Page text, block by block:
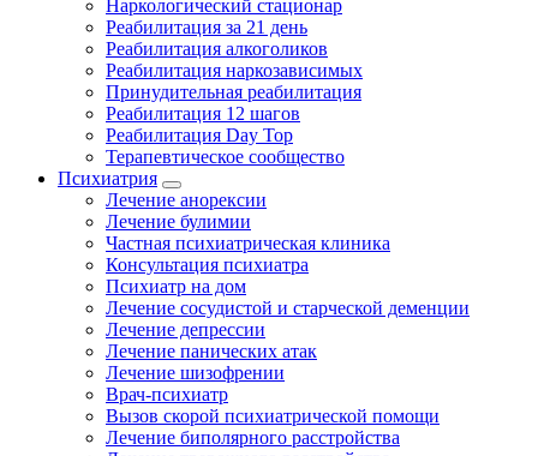
Наркологический стационар
Реабилитация за 21 день
Реабилитация алкоголиков
Реабилитация наркозависимых
Принудительная реабилитация
Реабилитация 12 шагов
Реабилитация Day Top
Терапевтическое сообщество
Психиатрия
Лечение анорексии
Лечение булимии
Частная психиатрическая клиника
Консультация психиатра
Психиатр на дом
Лечение сосудистой и старческой деменции
Лечение депрессии
Лечение панических атак
Лечение шизофрении
Врач-психиатр
Вызов скорой психиатрической помощи
Лечение биполярного расстройства